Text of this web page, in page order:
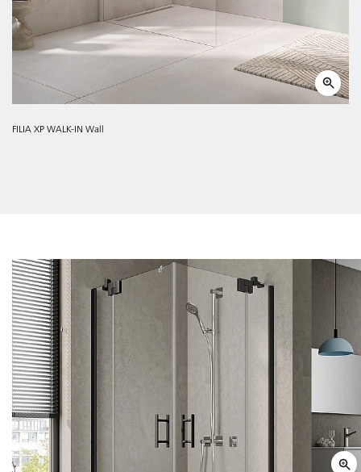
FILIA XP WALK-IN Wall